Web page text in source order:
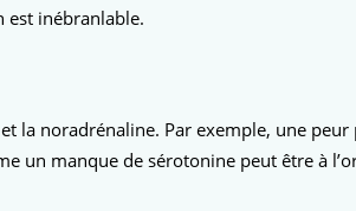
est inébranlable.
la noradrénaline. Par exemple, une
manque de sérotonine peut être à